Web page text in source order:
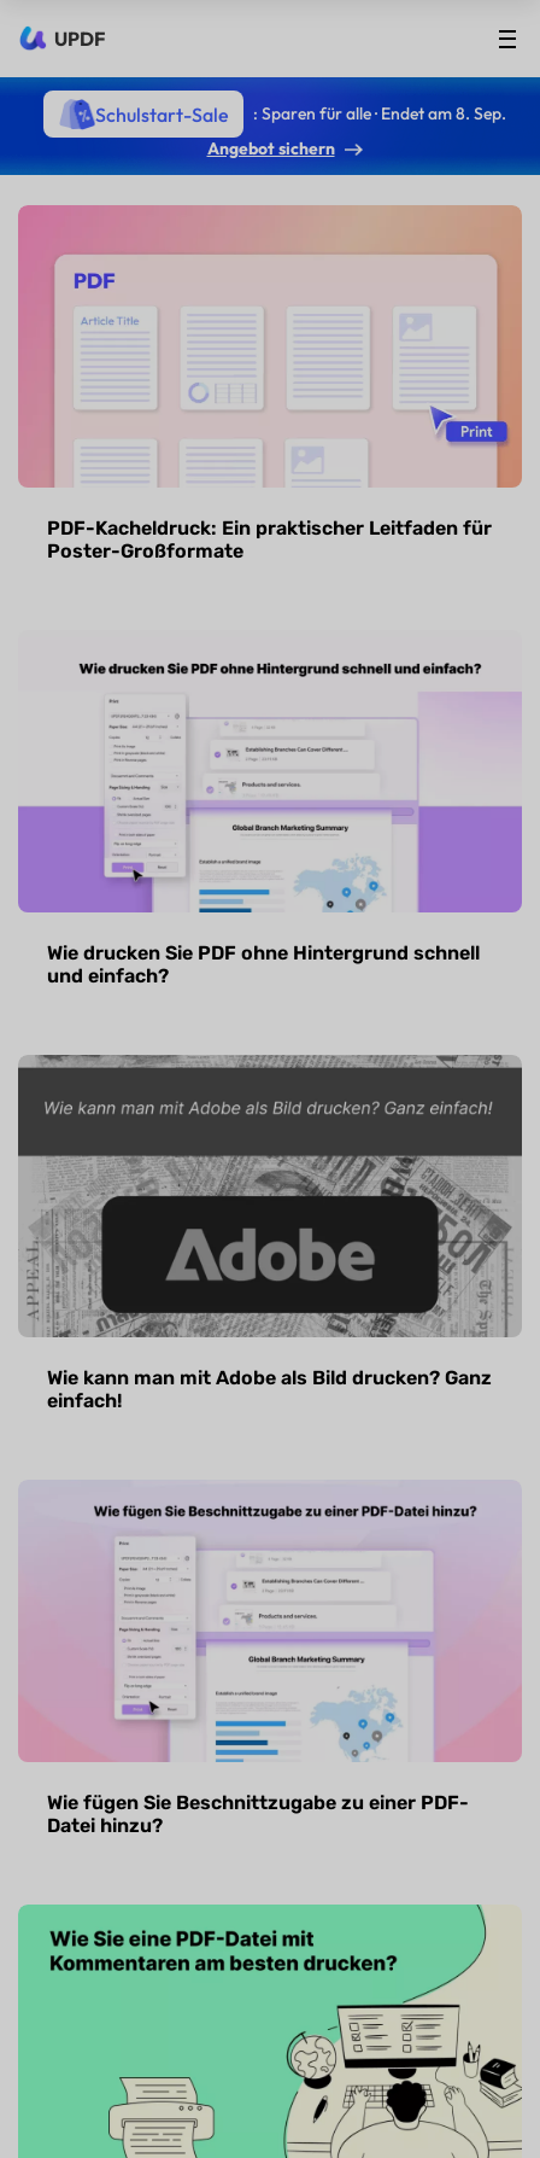
UPDF
Schulstart-Sale
: Sparen für alle · Endet am 8. Sep.
Angebot sichern
PDF-Kacheldruck: Ein praktischer Leitfaden für
Poster-Großformate
Wie drucken Sie PDF ohne Hintergrund schnell
und einfach?
Wie kann man mit Adobe als Bild drucken? Ganz
einfach!
Wie fügen Sie Beschnittzugabe zu einer PDF-
Datei hinzu?